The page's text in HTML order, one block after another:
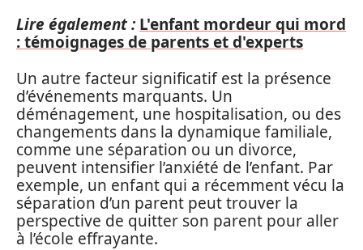
Lire également : L'enfant mordeur qui mord
: témoignages de parents et d'experts
Un autre facteur significatif est la présence
d’événements marquants. Un
déménagement, une hospitalisation, ou des
changements dans la dynamique familiale,
comme une séparation ou un divorce,
peuvent intensifier l’anxiété de l’enfant. Par
exemple, un enfant qui a récemment vécu la
séparation d’un parent peut trouver la
perspective de quitter son parent pour aller
à l’école effrayante.